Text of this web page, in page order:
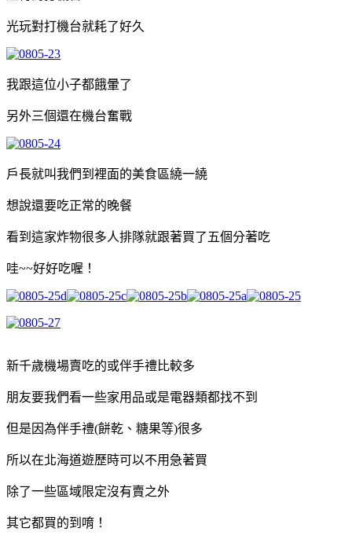
光玩對打機台就耗了好久
我跟這位小子都餓暈了
另外三個還在機台奮戰
戶長就叫我們到裡面的美食區繞一繞
想說還要吃正常的晚餐
看到這家炸物很多人排隊就跟著買了五個分著吃
哇~~好好吃喔！
新千歲機場賣吃的或伴手禮比較多
朋友要我們看一些家用品或是電器類都找不到
但是因為伴手禮(餅乾、糖果等)很多
所以在北海道遊歷時可以不用急著買
除了一些區域限定沒有賣之外
其它都買的到唷！